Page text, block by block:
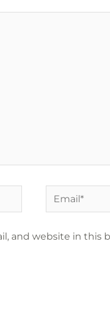
Email*
and website in